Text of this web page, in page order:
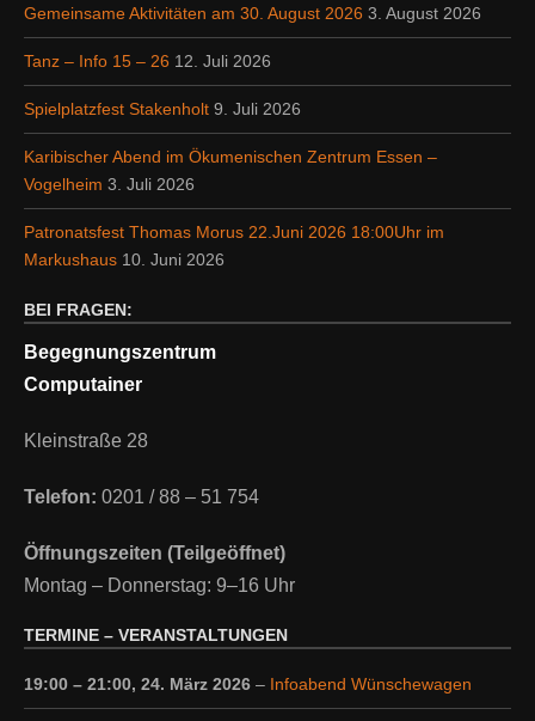
Gemeinsame Aktivitäten am 30. August 2026 3. August 2026
Tanz – Info 15 – 26 12. Juli 2026
Spielplatzfest Stakenholt 9. Juli 2026
Karibischer Abend im Ökumenischen Zentrum Essen –
Vogelheim 3. Juli 2026
Patronatsfest Thomas Morus 22.Juni 2026 18:00Uhr im
Markushaus 10. Juni 2026
BEI FRAGEN:
Begegnungszentrum
Computainer
Kleinstraße 28
Telefon: 0201 / 88 – 51 754
Öffnungszeiten (Teilgeöffnet)
Montag – Donnerstag: 9–16 Uhr
TERMINE – VERANSTALTUNGEN
19:00 – 21:00, 24. März 2026 – Infoabend Wünschewagen